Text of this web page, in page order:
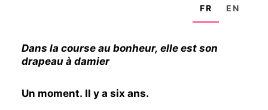
FR EN
Dans la course au bonheur, elle est son
drapeau à damier
Un moment. Il y a six ans.